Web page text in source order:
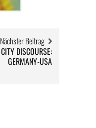
Nächster Beitrag
CITY DISCOURSE:
GERMANY-USA